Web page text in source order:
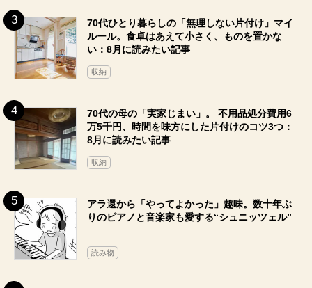
70代ひとり暮らしの「無理しない片付け」マイ
ルール。食卓はあえて小さく、ものを置かな
い：8月に読みたい記事
収納
70代の母の「実家じまい」。 不用品処分費用6
万5千円、時間を味方にした片付けのコツ3つ：
8月に読みたい記事
収納
アラ還から「やってよかった」趣味。数十年ぶ
りのピアノと音楽家も愛する“シュニッツェル”
読み物